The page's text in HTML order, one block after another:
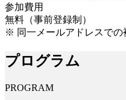
参加費用
無料（事前登録制）
※ 同一メールアドレスでの
プログラム
PROGRAM